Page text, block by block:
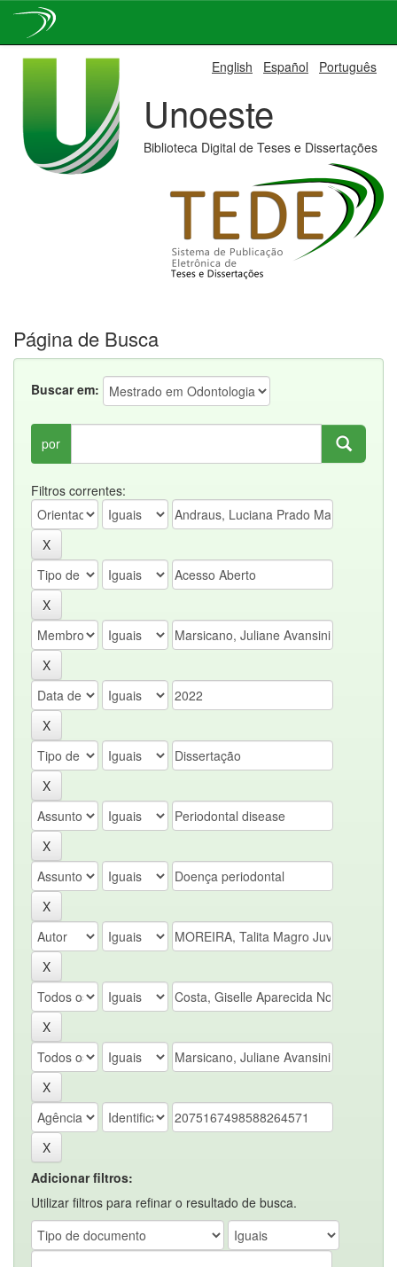
English Español Português
Unoeste
Biblioteca Digital de Teses e Dissertações
Página de Busca
Buscar em:
por
Filtros correntes:
Adicionar filtros:
Utilizar filtros para refinar o resultado de busca.